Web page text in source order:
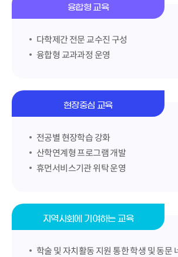
융합형 교육
다학제간 전문 교수진 구성
융합형 교과과정 운영
현장중심 교육
전공별 현장학습 강화
산학연계형 프로그램 개발
휴먼서비스기관 위탁 운영
지역사회에 기여하는 교육
학술 및 자치활동 지원 통한 학생 및 동문